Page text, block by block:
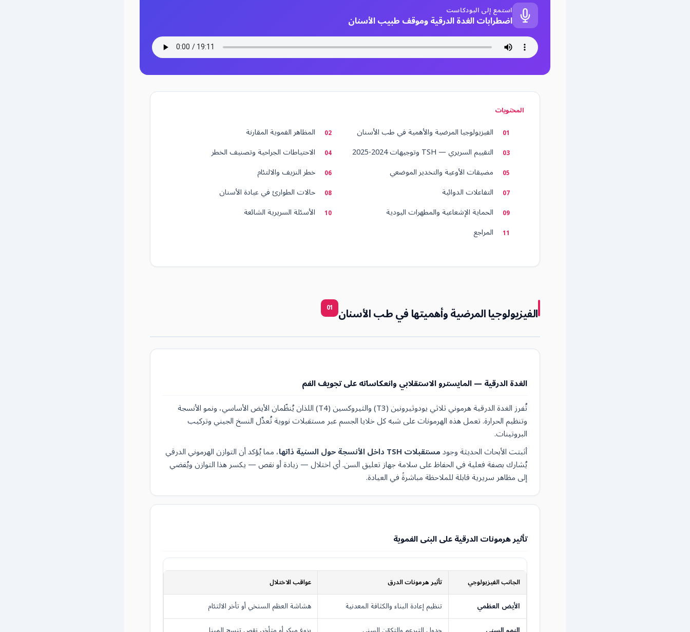
استمع إلى البودكاست
اضطرابات الغدة الدرقية وموقف طبيب الأسنان
المحتويات
الفيزيولوجيا المرضية والأهمية في طب الأسنان
المظاهر الفموية المقارنة
التقييم السريري — TSH وتوجيهات 2024-2025
الاحتياطات الجراحية وتصنيف الخطر
مضيقات الأوعية والتخدير الموضعي
خطر النزيف والالتئام
التفاعلات الدوائية
حالات الطوارئ في عيادة الأسنان
الحماية الإشعاعية والمطهرات اليودية
الأسئلة السريرية الشائعة
المراجع
01 الفيزيولوجيا المرضية وأهميتها في طب الأسنان
الغدة الدرقية — المايسترو الاستقلابي وانعكاساته على تجويف الفم
تُفرز الغدة الدرقية هرموني ثلاثي يودوثيرونين (T3) والثيروكسين (T4) اللذان يُنظّمان الأيض الأساسي، ونمو الأنسجة
وتنظيم الحرارة. تعمل هذه الهرمونات على شبه كل خلايا الجسم عبر مستقبلات نووية تُعدِّل النسخ الجيني وتركيب
البروتينات.
أثبتت الأبحاث الحديثة وجودمستقبلات TSH داخل الأنسجة حول السنية ذاتها
، مما يُؤكد أن التوازن الهرموني الدرقي
يُشارك بصفة فعلية في الحفاظ على سلامة جهاز تعليق السن. أي اختلال — زيادة أو نقص — يكسر هذا التوازن ويُفضي
إلى مظاهر سريرية قابلة للملاحظة مباشرةً في العيادة.
تأثير هرمونات الدرقية على البنى الفموية
الجانب الفيزيولوجي تأثير هرمونات الدرق عواقب الاختلال
الأيض العظمي تنظيم إعادة البناء والكثافة المعدنية
هشاشة العظم السنخي أو تأخر الالتئام